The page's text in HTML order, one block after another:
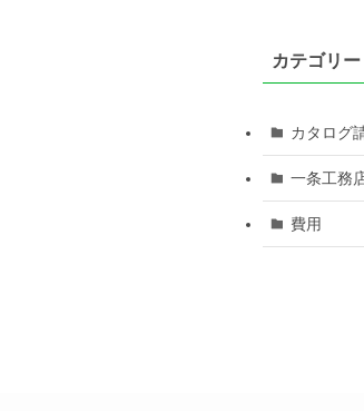
カテゴリー
カタログ
一条工務
費用